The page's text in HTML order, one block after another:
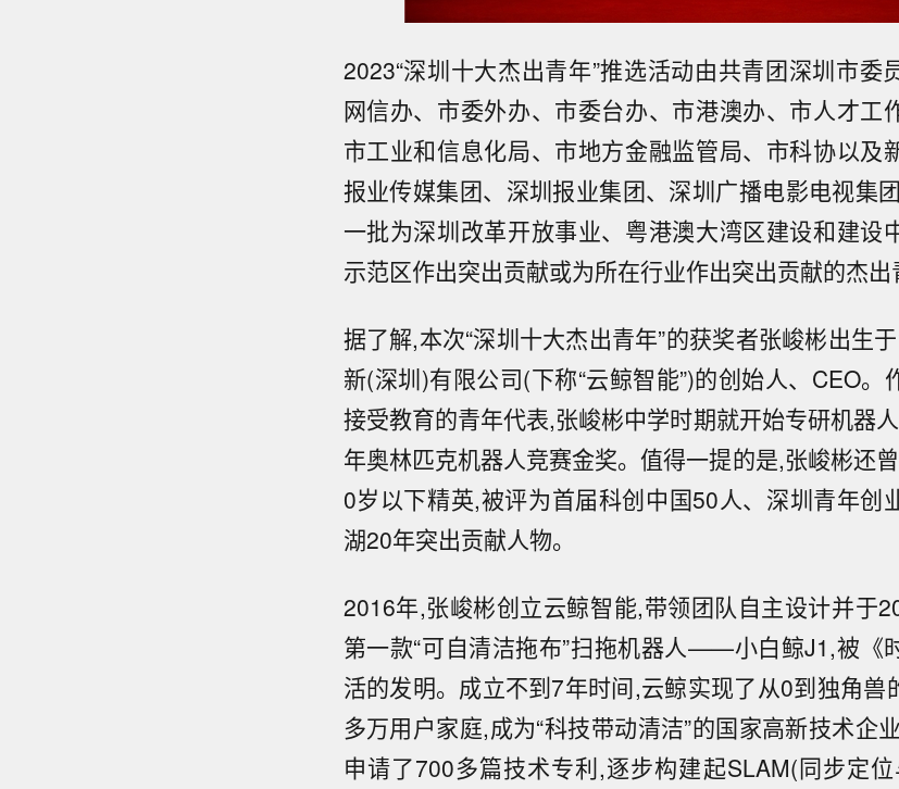
2023“深圳十大杰出青年”推选活动由共青团深圳市委
网信办、市委外办、市委台办、市港澳办、市人才工
市工业和信息化局、市地方金融监管局、市科协以及
报业传媒集团、深圳报业集团、深圳广播电影电视集
一批为深圳改革开放事业、粤港澳大湾区建设和建设
示范区作出突出贡献或为所在行业作出突出贡献的杰出
据了解,本次“深圳十大杰出青年”的获奖者张峻彬出生
新(深圳)有限公司(下称“云鲸智能”)的创始人、CEO。
接受教育的青年代表,张峻彬中学时期就开始专研机器
年奥林匹克机器人竞赛金奖。值得一提的是,张峻彬还
0岁以下精英,被评为首届科创中国50人、深圳青年创
湖20年突出贡献人物。
2016年,张峻彬创立云鲸智能,带领团队自主设计并于
第一款“可自清洁拖布”扫拖机器人——小白鲸J1,被《
活的发明。成立不到7年时间,云鲸实现了从0到独角兽
多万用户家庭,成为“科技带动清洁”的国家高新技术企
申请了700多篇技术专利,逐步构建起SLAM(同步定